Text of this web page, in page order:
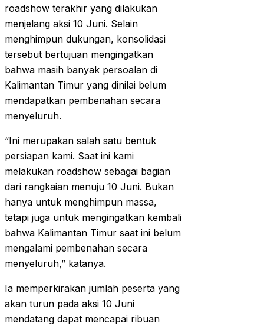
roadshow terakhir yang dilakukan
menjelang aksi 10 Juni. Selain
menghimpun dukungan, konsolidasi
tersebut bertujuan mengingatkan
bahwa masih banyak persoalan di
Kalimantan Timur yang dinilai belum
mendapatkan pembenahan secara
menyeluruh.
“Ini merupakan salah satu bentuk
persiapan kami. Saat ini kami
melakukan roadshow sebagai bagian
dari rangkaian menuju 10 Juni. Bukan
hanya untuk menghimpun massa,
tetapi juga untuk mengingatkan kembali
bahwa Kalimantan Timur saat ini belum
mengalami pembenahan secara
menyeluruh,” katanya.
Ia memperkirakan jumlah peserta yang
akan turun pada aksi 10 Juni
mendatang dapat mencapai ribuan